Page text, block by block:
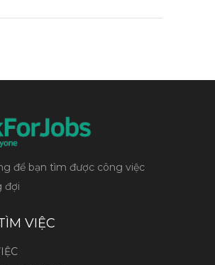
để bạn tìm được công việc
đợi
VIỆC